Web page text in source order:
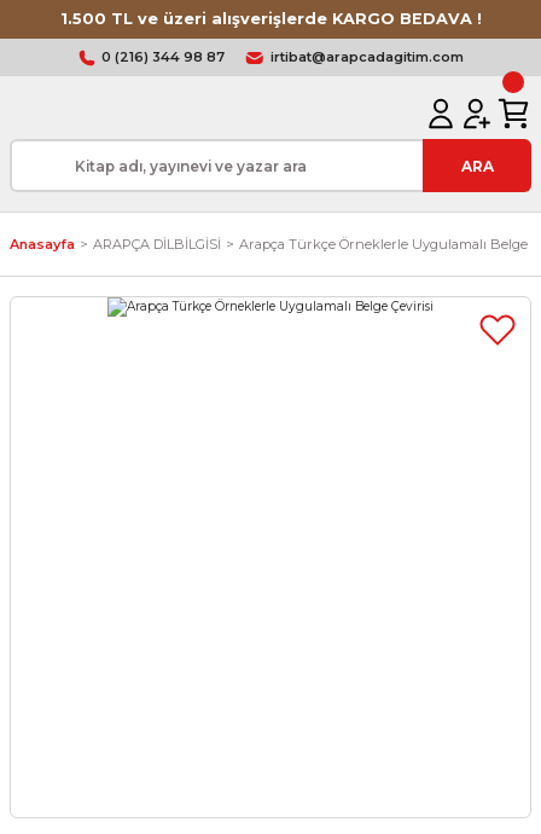
1.500 TL ve üzeri alışverişlerde KARGO BEDAVA !
0 (216) 344 98 87 irtibat@arapcadagitim.com
ARA
Anasayfa ARAPÇA DİLBİLGİSİ Arapça Türkçe Örneklerle Uygulamalı Belge